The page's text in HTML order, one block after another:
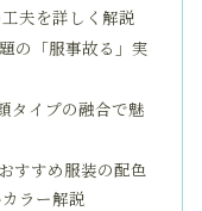
夫を詳しく解説
の「服事故る」実
タイプの融合で魅
すすめ服装の配色
ラー解説